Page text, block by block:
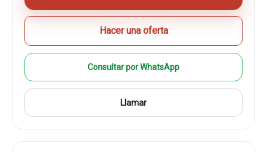
Hacer una oferta
Consultar por WhatsApp
Llamar